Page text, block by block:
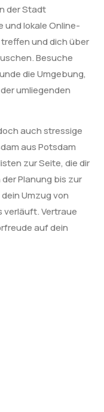
der Stadt
und lokale Online-
und dich über
Besuche
die Umgebung,
umliegenden
auch stressige
aus Potsdam
zur Seite, die dir
Planung bis zur
Umzug von
verläuft. Vertraue
auf dein